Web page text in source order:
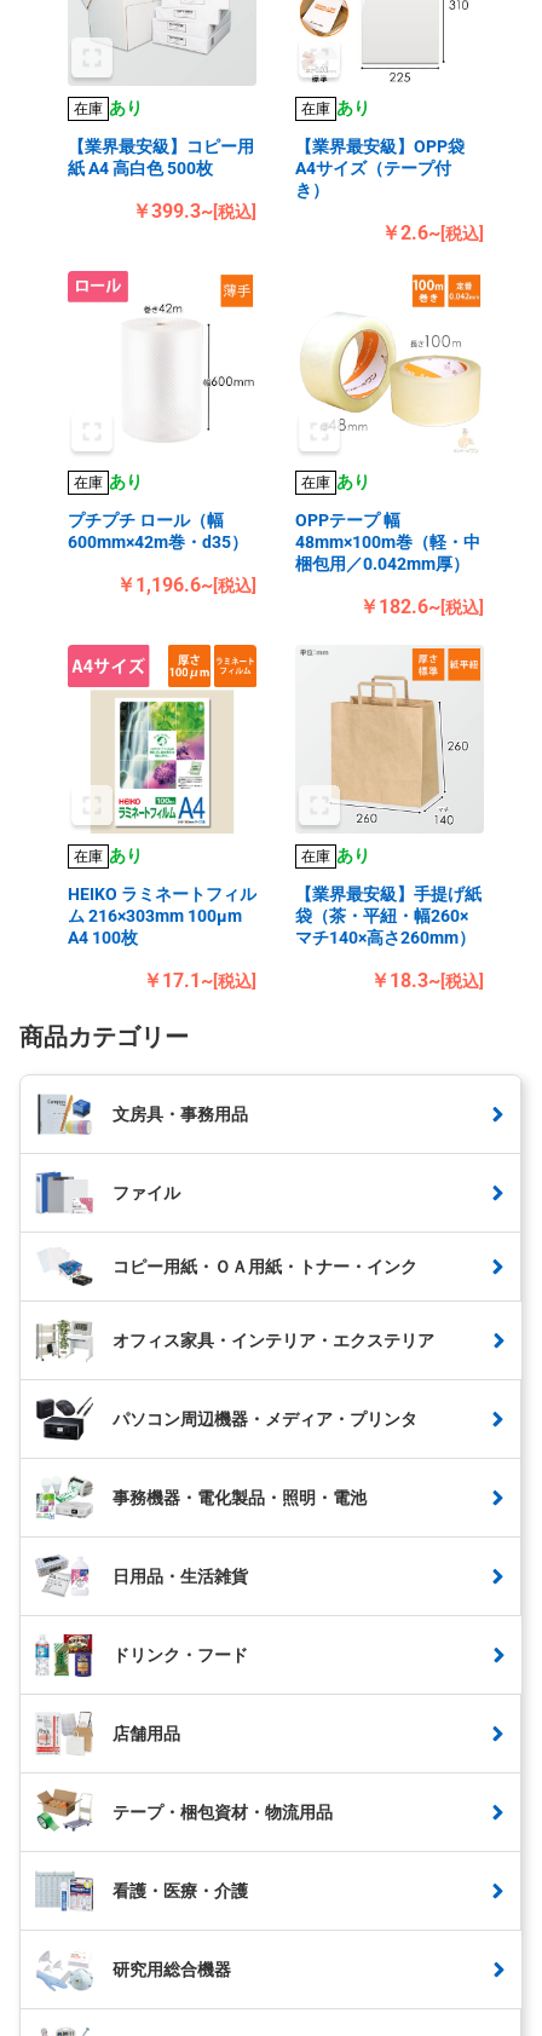
在庫 あり
【業界最安級】コピー用
紙 A4 高白色 500枚
￥399.3~[税込]
在庫 あり
【業界最安級】OPP袋
A4サイズ（テープ付
き）
￥2.6~[税込]
在庫 あり
プチプチ ロール（幅
600mm×42m巻・d35）
￥1,196.6~[税込]
在庫 あり
OPPテープ 幅
48mm×100m巻（軽・中
梱包用／0.042mm厚）
￥182.6~[税込]
在庫 あり
HEIKO ラミネートフィル
ム 216×303mm 100μm
A4 100枚
￥17.1~[税込]
在庫 あり
【業界最安級】手提げ紙
袋（茶・平紐・幅260×
マチ140×高さ260mm）
￥18.3~[税込]
商品カテゴリー
文房具・事務用品
ファイル
コピー用紙・ＯＡ用紙・トナー・インク
オフィス家具・インテリア・エクステリア
パソコン周辺機器・メディア・プリンタ
事務機器・電化製品・照明・電池
日用品・生活雑貨
ドリンク・フード
店舗用品
テープ・梱包資材・物流用品
看護・医療・介護
研究用総合機器